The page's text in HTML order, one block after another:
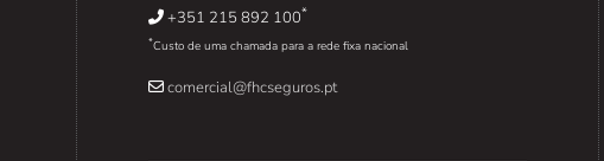
+351 215 892 100*
*Custo de uma chamada para a rede fixa nacional
comercial@fhcseguros.pt